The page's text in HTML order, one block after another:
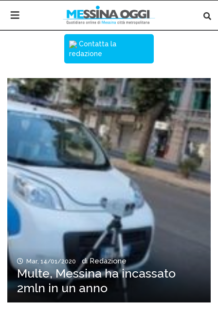
Contatta la
redazione
Mar, 14/01/2020 di Redazione
Multe, Messina ha incassato
2mln in un anno